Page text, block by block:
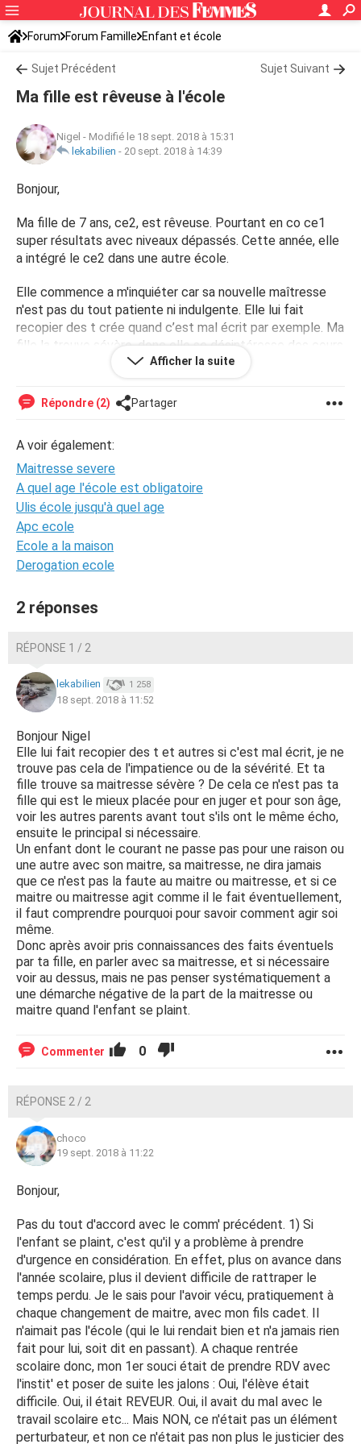
Forum Forum Famille Enfant et école
Sujet Précédent Sujet Suivant
Ma fille est rêveuse à l'école
Nigel - Modifié le 18 sept. 2018 à 15:31
lekabilien - 20 sept. 2018 à 14:39
Bonjour,
Ma fille de 7 ans, ce2, est rêveuse. Pourtant en co ce1
super résultats avec niveaux dépassés. Cette année, elle
a intégré le ce2 dans une autre école.
Elle commence a m'inquiéter car sa nouvelle maîtresse
n'est pas du tout patiente ni indulgente. Elle lui fait
recopier des t crée quand c’est mal écrit par exemple. Ma
fille la trouve sévère, donc elle se désintéresse des cours
et plonge dans ses rêves. Elle n’a plus d ailleurs envie de
Avez-vous des conseils à me donner pour
aider?
merci
Afficher la suite
Répondre (2) Partager
A voir également:
Maitresse severe
A quel age l'école est obligatoire
Ulis école jusqu'à quel age
Apc ecole
Ecole a la maison
Derogation ecole
2 réponses
RÉPONSE 1 / 2
lekabilien 1 258
18 sept. 2018 à 11:52
Bonjour Nigel
Elle lui fait recopier des t et autres si c'est mal écrit, je ne
trouve pas cela de l'impatience ou de la sévérité. Et ta
fille trouve sa maitresse sévère ? De cela ce n'est pas ta
fille qui est le mieux placée pour en juger et pour son âge,
voir les autres parents avant tout s'ils ont le même écho,
ensuite le principal si nécessaire.
Un enfant dont le courant ne passe pas pour une raison ou
une autre avec son maitre, sa maitresse, ne dira jamais
que ce n'est pas la faute au maitre ou maitresse, et si ce
maitre ou maitresse agit comme il le fait éventuellement,
il faut comprendre pourquoi pour savoir comment agir soi
même.
Donc après avoir pris connaissances des faits éventuels
par ta fille, en parler avec sa maitresse, et si nécessaire
voir au dessus, mais ne pas penser systématiquement a
une démarche négative de la part de la maitresse ou
maitre quand l'enfant se plaint.
Commenter 0
RÉPONSE 2 / 2
choco
19 sept. 2018 à 11:22
Bonjour,
Pas du tout d'accord avec le comm' précédent. 1) Si
l'enfant se plaint, c'est qu'il y a problème à prendre
d'urgence en considération. En effet, plus on avance dans
l'année scolaire, plus il devient difficile de rattraper le
temps perdu. Je le sais pour l'avoir vécu, pratiquement à
chaque changement de maitre, avec mon fils cadet. Il
n'aimait pas l'école (qui le lui rendait bien et n'a jamais rien
fait pour lui, soit dit en passant). A chaque rentrée
scolaire donc, mon 1er souci était de prendre RDV avec
l'instit' et poser de suite les jalons : Oui, l'élève était
difficile. Oui, il était REVEUR. Oui, il avait du mal avec le
travail scolaire etc... Mais NON, ce n'était pas un élément
perturbateur, et non ce n'était pas non plus le justicier des